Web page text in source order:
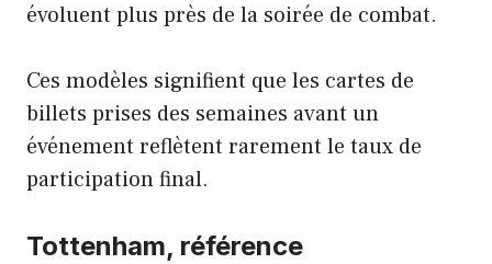
évoluent plus près de la soirée de combat.
Ces modèles signifient que les cartes de
billets prises des semaines avant un
événement reflètent rarement le taux de
participation final.
Tottenham, référence